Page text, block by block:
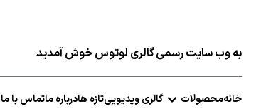
به وب سایت رسمی گالری لوتوس خوش آمدید
خانهمحصولات گالری ویدیوییتازه هادرباره ماتماس با ما